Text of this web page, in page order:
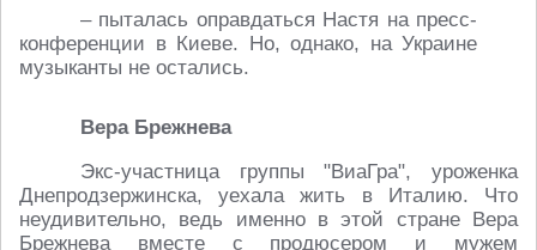
– пыталась оправдаться Настя на пресс-
конференции в Киеве. Но, однако, на Украине
музыканты не остались.
Вера Брежнева
Экс-участница группы "ВиаГра", уроженка
Днепродзержинска, уехала жить в Италию. Что
неудивительно, ведь именно в этой стране Вера
Брежнева вместе с продюсером и мужем